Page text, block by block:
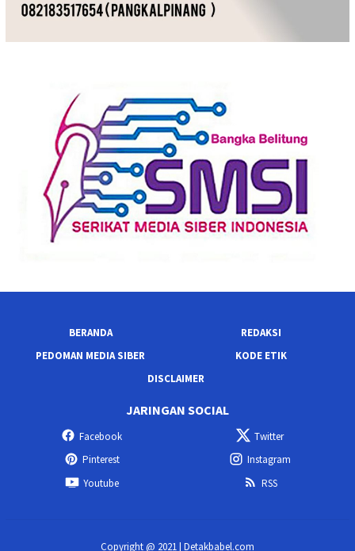
BERANDA
REDAKSI
PEDOMAN MEDIA SIBER
KODE ETIK
DISCLAIMER
JARINGAN SOCIAL
Facebook
Twitter
Pinterest
Instagram
Youtube
RSS
Copyright @ 2021 | Detakbabel.com